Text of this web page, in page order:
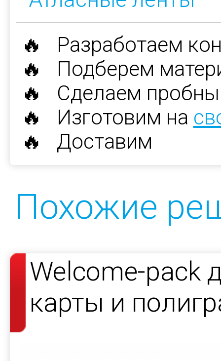
🔥 Разработаем
🔥 Подберем
🔥 Сделаем
🔥 Изготовим на
🔥 Доставим
Похожие
Welcome-pack
карты и